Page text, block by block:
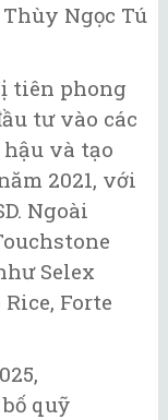
Ngọc Tú
tiên phong
tư vào các
và tạo
2021, với
Ngoài
Selex
Forte
quỹ